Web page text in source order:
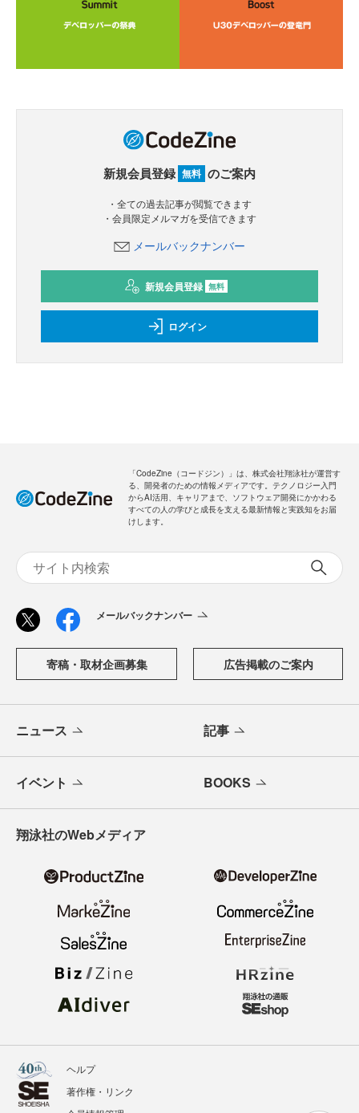
新規会員登録 無料 のご案内
・全ての過去記事が閲覧できます
・会員限定メルマガを受信できます
メールバックナンバー
新規会員登録 無料
ログイン
「CodeZine（コードジン）」は、株式会社翔泳社が運営す
る、開発者のための情報メディアです。テクノロジー入門
からAI活用、キャリアまで、ソフトウェア開発にかかわる
すべての人の学びと成長を支える最新情報と実践知をお届
けします。
メールバックナンバー
寄稿・取材企画募集 広告掲載のご案内
ニュース 記事
イベント BOOKS
翔泳社のWebメディア
ヘルプ
著作権・リンク